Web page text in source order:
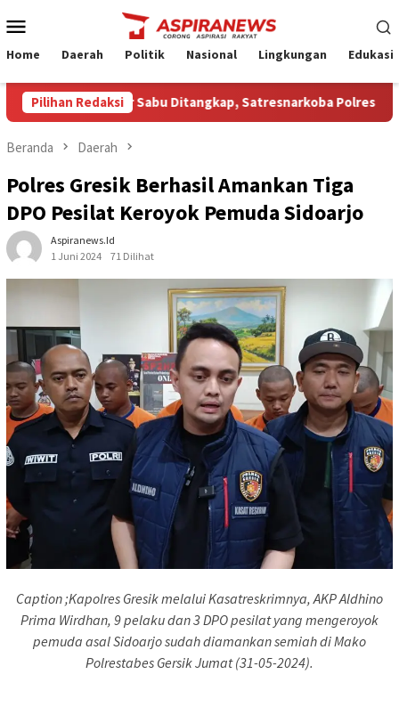
ke
Mobile
Home Daerah Politik Nasional Lingkungan Edukasi
Pilihan Redaksi
Pengedar Sabu Ditangkap, Satresnarkoba Polres Nganjuk
Beranda Daerah
Polres Gresik Berhasil Amankan Tiga
DPO Pesilat Keroyok Pemuda Sidoarjo
Aspiranews.id
1 Juni 2024
71 Dilihat
Caption ;Kapolres Gresik melalui Kasatreskrimnya, AKP Aldhino
Prima Wirdhan, 9 pelaku dan 3 DPO pesilat yang mengeroyok
pemuda asal Sidoarjo sudah diamankan semiah di Mako
Polrestabes Gersik Jumat (31-05-2024).